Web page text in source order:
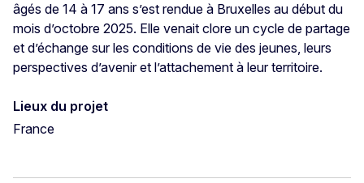
âgés de 14 à 17 ans s’est rendue à Bruxelles au début du
mois d’octobre 2025. Elle venait clore un cycle de partage
et d’échange sur les conditions de vie des jeunes, leurs
perspectives d’avenir et l’attachement à leur territoire.
Lieux du projet
France